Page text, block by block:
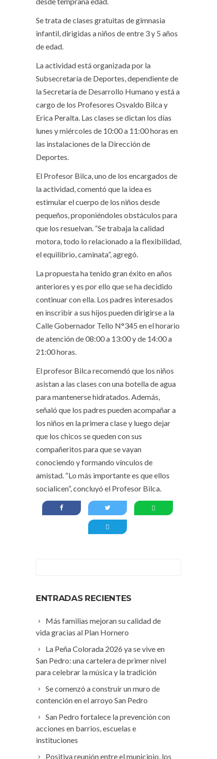
Se trata de clases gratuitas de gimnasia
infantil, dirigidas a niños de entre 3 y 5 años
de edad.
La actividad está organizada por la
Subsecretaría de Deportes, dependiente de
la Secretaría de Desarrollo Humano y está a
cargo de los Profesores Osvaldo Bilca y
Erica Peralta. Las clases se dictan los días
lunes y miércoles de 10:00 a 11:00 horas en
las instalaciones de la Dirección de
Deportes.
El Profesor Bilca, uno de los encargados de
la actividad, comentó que la idea es
estimular el cuerpo de los niños desde
pequeños, proponiéndoles obstáculos para
que los resuelvan. “Se trabaja la calidad
motora, todo lo relacionado a la flexibilidad,
el equilibrio, caminata”, agregó.
La propuesta ha tenido gran éxito en años
anteriores y es por ello que se ha decidido
continuar con ella. Los padres interesados
en inscribir a sus hijos pueden dirigirse a la
Calle Gobernador Tello N°345 en el horario
de atención de 08:00 a 13:00 y de 14:00 a
21:00 horas.
El profesor Bilca recomendó que los niños
asistan a las clases con una botella de agua
para mantenerse hidratados. Además,
señaló que los padres pueden acompañar a
los niños en la primera clase y luego dejar
que los chicos se queden con sus
compañeritos para que se vayan
conociendo y formando vínculos de
amistad. “Lo más importante es que ellos
socialicen”, concluyó el Profesor Bilca.
ENTRADAS RECIENTES
Más familias mejoran su calidad de
vida gracias al Plan Hornero
La Peña Colorada 2026 ya se vive en
San Pedro: una cartelera de primer nivel
para celebrar la música y la tradición
Se comenzó a construir un muro de
contención en el arroyo San Pedro
San Pedro fortalece la prevención con
acciones en barrios, escuelas e
instituciones
Positiva reunión entre el municipio, los